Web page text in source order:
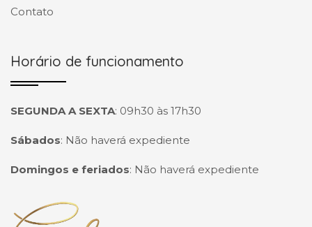
Contato
Horário de funcionamento
SEGUNDA A SEXTA: 09h30 às 17h30
Sábados: Não haverá expediente
Domingos e feriados: Não haverá expediente
Página inicial